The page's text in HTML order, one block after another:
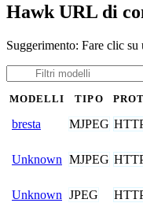
Hawk URL di
Suggerimento: Fare clic
MODELLI TIPO
bresta MJPEG
Unknown MJPEG
Unknown JPEG